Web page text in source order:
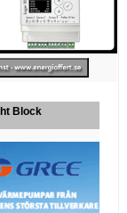
Block